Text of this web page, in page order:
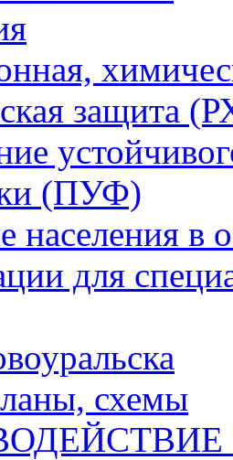
защита
(ПУФ)
населения
для
схемы